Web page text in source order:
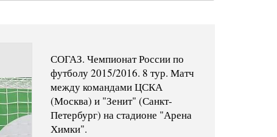
СОГАЗ. Чемпионат России по
футболу 2015/2016. 8 тур. Матч
между командами ЦСКА
(Москва) и "Зенит" (Санкт-
Петербург) на стадионе "Арена
Химки".